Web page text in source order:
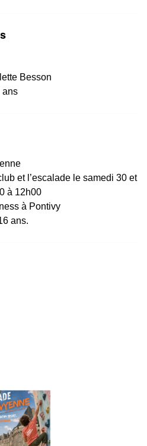
Besson
ans
et l’escalade le samedi 30 et
à 12h00
à Pontivy
ans.